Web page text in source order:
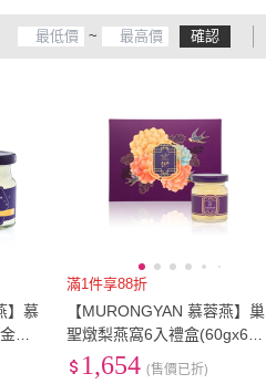
~ 確認
】慕
絲
品
滿1件享88折
【MURONGYAN 慕蓉燕】巢
聖燉梨燕窩6入禮盒(60gx6
入/禮盒/附提袋/威品嚴選)
1,654 (售價已折)